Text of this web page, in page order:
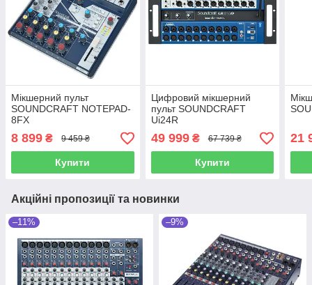
Мікшерний пульт
SOUNDCRAFT NOTEPAD-
8FX
8 899 ₴ 9 459 ₴
Купити
Цифровий мікшерний
пульт SOUNDCRAFT
Ui24R
49 999₴ 67 739 ₴
Купити
21
Акційні пропозиції та новинки
–11% –9%